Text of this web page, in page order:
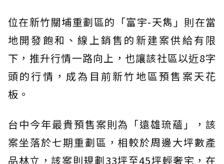
位在新竹關埔重劃區的「富宇-天雋」則在當
地開發飽和、線上銷售的新建案供給有限
下，推升行情一路向上，也讓該社區以近8字
頭的行情，成為目前新竹地區預售案天花
板。
台中今年最貴預售案則為「遠雄琉蘊」，該
案坐落於七期重劃區，相較於周邊大坪數產
品林立，該案則規劃33坪至45坪輕奢宅，在